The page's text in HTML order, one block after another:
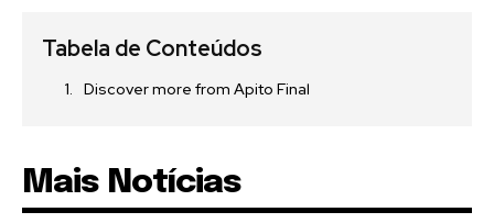
Tabela de Conteúdos
Discover more from Apito Final
Mais Notícias